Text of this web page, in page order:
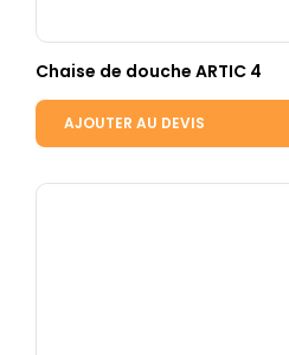
Chaise de douche ARTIC 4
AJOUTER AU DEVIS